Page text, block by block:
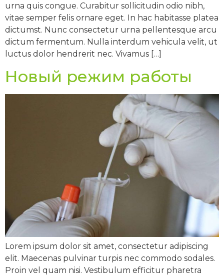
urna quis congue. Curabitur sollicitudin odio nibh,
vitae semper felis ornare eget. In hac habitasse platea
dictumst. Nunc consectetur urna pellentesque arcu
dictum fermentum. Nulla interdum vehicula velit, ut
luctus dolor hendrerit nec. Vivamus […]
Новый режим работы
Lorem ipsum dolor sit amet, consectetur adipiscing
elit. Maecenas pulvinar turpis nec commodo sodales.
Proin vel quam nisi. Vestibulum efficitur pharetra